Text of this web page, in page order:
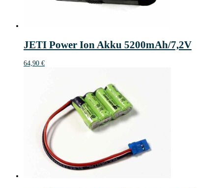
JETI Power Ion Akku 5200mAh/7,2V
64,90 €